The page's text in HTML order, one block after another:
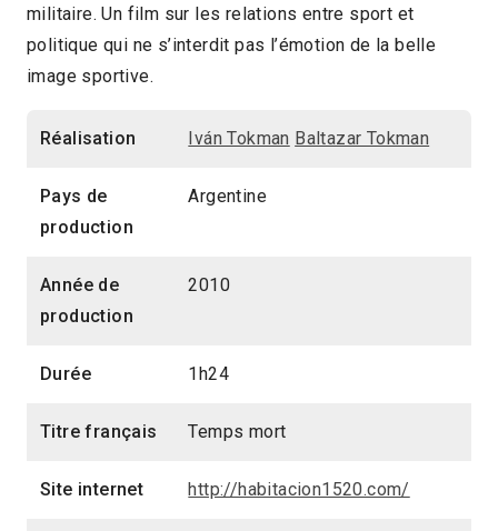
militaire. Un film sur les relations entre sport et
politique qui ne s’interdit pas l’émotion de la belle
image sportive.
Réalisation Iván Tokman Baltazar Tokman
Pays de
production
Argentine
Année de
production
2010
Durée 1h24
Titre français Temps mort
Site internet http://habitacion1520.com/